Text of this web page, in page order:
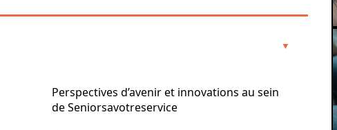
Perspectives d’avenir et innovations au sein
de Seniorsavotreservice